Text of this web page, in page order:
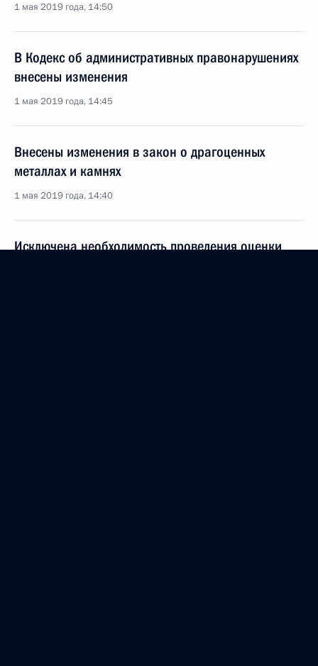
1 мая 2019 года, 14:50
В Кодекс об административных правонарушениях
внесены изменения
1 мая 2019 года, 14:45
Внесены изменения в закон о драгоценных
металлах и камнях
1 мая 2019 года, 14:40
Исключена необходимость проведения оценки